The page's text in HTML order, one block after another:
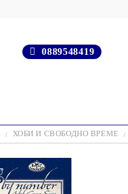
0889548419
ХОБИ И СВОБОДНО ВРЕМЕ